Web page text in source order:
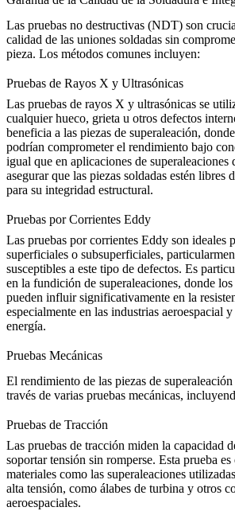
Las pruebas no destructivas (NDT) son
calidad de las uniones soldadas sin
pieza. Los métodos comunes incluyen:
Pruebas de Rayos X y Ultrasónicas
Las pruebas de rayos X y ultrasónicas se
cualquier hueco, grieta u otros defectos
beneficia a las piezas de superaleación,
podrían comprometer el rendimiento bajo
igual que en aplicaciones de superaleaciones
asegurar que las piezas soldadas estén libres
para su integridad estructural.
Pruebas por Corrientes Eddy
Las pruebas por corrientes Eddy son ideales
superficiales o subsuperficiales,
susceptibles a este tipo de defectos. Es
en la fundición de superaleaciones, donde
pueden influir significativamente en la
especialmente en las industrias aeroespacial
energía.
Pruebas Mecánicas
El rendimiento de las piezas de superaleación
través de varias pruebas mecánicas,
Pruebas de Tracción
Las pruebas de tracción miden la capacidad
soportar tensión sin romperse. Esta prueba
materiales como las superaleaciones
alta tensión, como álabes de turbina y otros
aeroespaciales.